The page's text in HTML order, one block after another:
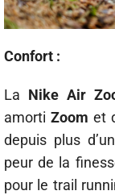
Confort :
La Nike Air
amortiZoom et
depuis plus
peur de la
pour le trail